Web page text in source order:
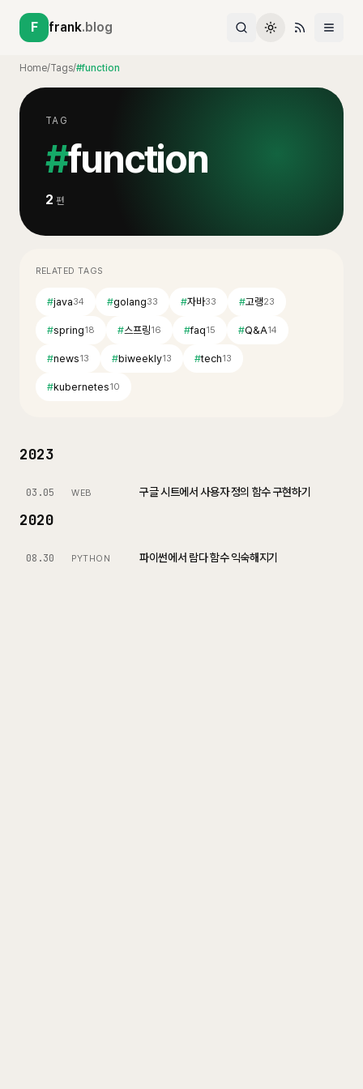
F frank.blog
Home/Tags/#function
TAG
#function
2 편
RELATED TAGS
#java34 #golang33 #자바33 #고랭23
#spring18 #스프링16 #faq15 #Q&A14
#news13 #biweekly13 #tech13
#kubernetes10
2023
03.05 WEB 구글 시트에서 사용자 정의 함수 구현하기
2020
08.30 PYTHON 파이썬에서 람다 함수 익숙해지기